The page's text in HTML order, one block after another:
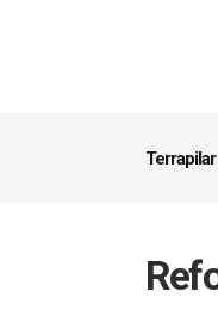
Terrapilar